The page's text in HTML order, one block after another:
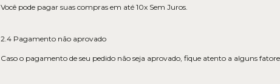
Você pode pagar suas compras em até 10x Sem Juros.
2.4 Pagamento não aprovado
Caso o pagamento de seu pedido não seja aprovado, fique atento a alguns